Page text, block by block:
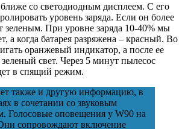
со светодиодным дисплеем. С его
уровень заряда. Если он более
зеленым. При уровне заряда 10-40% мы
а когда батарея разряжена – красный. Во
оранжевый индикатор, а после ее
свет. Через 5 минут пылесос
в спящий режим.
также и другую информацию, в
в сочетании со звуковым
Голосовые оповещения у W90 на
сопровождают включение